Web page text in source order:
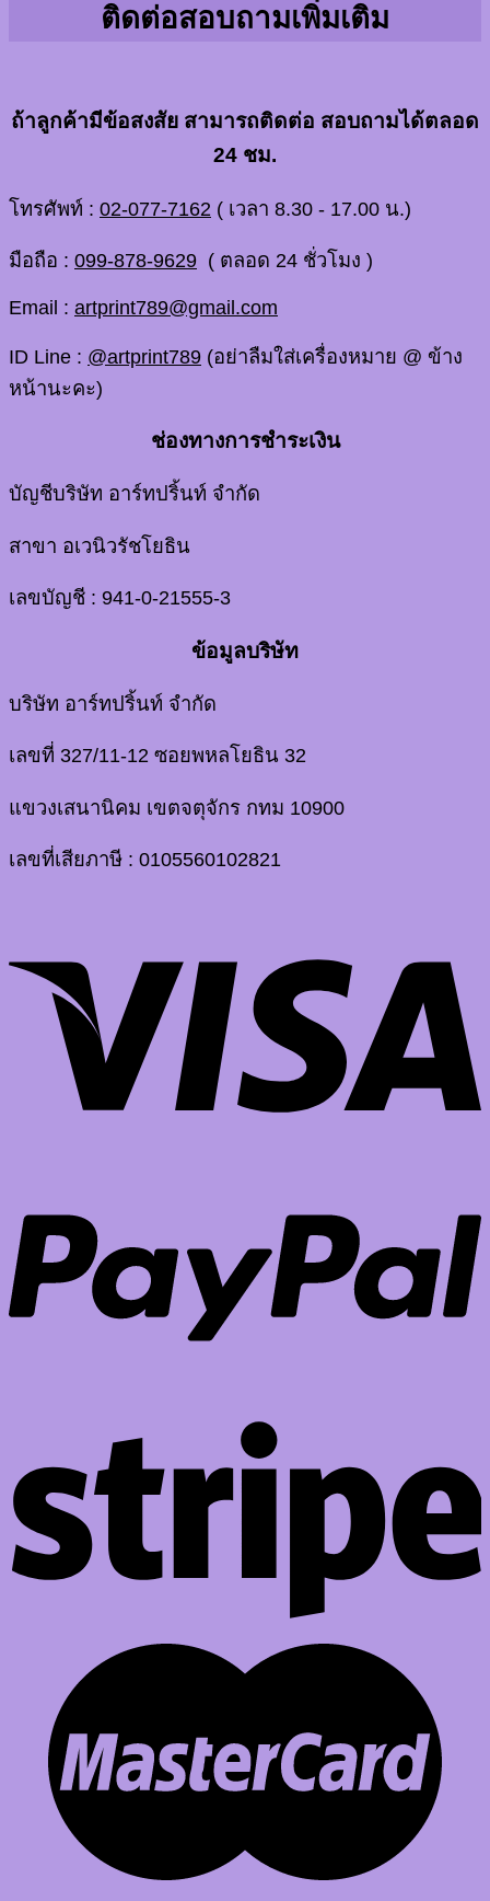
ติดต่อสอบถามเพิ่มเติม
ถ้าลูกค้ามีข้อสงสัย สามารถติดต่อ สอบถามได้ตลอด
24 ชม.
โทรศัพท์ : 02-077-7162 ( เวลา 8.30 - 17.00 น.)
มือถือ : 099-878-9629 ( ตลอด 24 ชั่วโมง )
Email : artprint789@gmail.com
ID Line : @artprint789 (อย่าลืมใส่เครื่องหมาย @ ข้าง
หน้านะคะ)
ช่องทางการชำระเงิน
บัญชีบริษัท อาร์ทปริ้นท์ จำกัด
สาขา อเวนิวรัชโยธิน
เลขบัญชี : 941-0-21555-3
ข้อมูลบริษัท
บริษัท อาร์ทปริ้นท์ จำกัด
เลขที่ 327/11-12 ซอยพหลโยธิน 32
แขวงเสนานิคม เขตจตุจักร กทม 10900
เลขที่เสียภาษี : 0105560102821